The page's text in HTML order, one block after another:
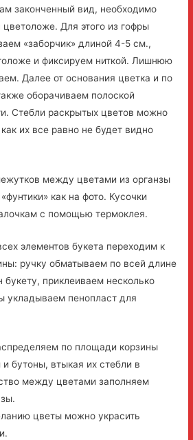
законченный вид, необходимо
цветоложе. Для этого из гофры
«заборчик» длиной 4-5 см.,
и фиксируем ниткой. Лишнюю
Далее от основания цветка и по
оборачиваем полоской
Стебли раскрытых цветов можно
их все равно не будет видно
между цветами из органзы
как на фото. Кусочки
с помощью термоклея.
элементов букета переходим к
ручку обматываем по всей длине
букету, приклеиваем несколько
укладываем пенопласт для
по площади корзины
бутоны, втыкая их стебли в
между цветами заполняем
цветы можно украсить